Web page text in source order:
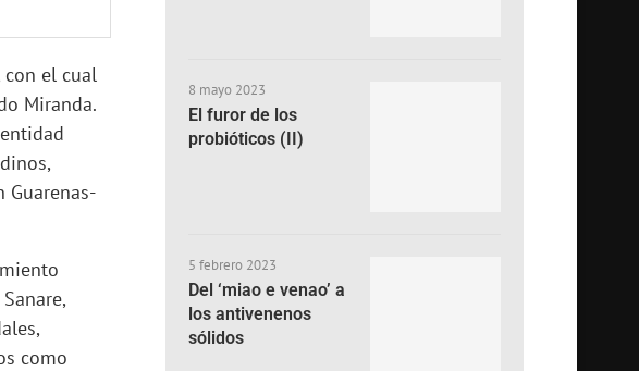
el cual
Miranda.
Guarenas-
como
8 mayo 2023
El furor de los
probióticos (II)
5 febrero 2023
Del ‘miao e venao’ a
los antivenenos
sólidos